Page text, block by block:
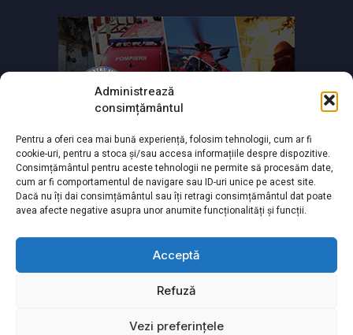
Administrează
consimțământul
Pentru a oferi cea mai bună experiență, folosim tehnologii, cum ar fi
cookie-uri, pentru a stoca și/sau accesa informațiile despre dispozitive.
Consimțământul pentru aceste tehnologii ne permite să procesăm date,
cum ar fi comportamentul de navigare sau ID-uri unice pe acest site.
Dacă nu îți dai consimțământul sau îți retragi consimțământul dat poate
avea afecte negative asupra unor anumite funcționalități și funcții.
Acceptă
Refuză
Vezi preferințele